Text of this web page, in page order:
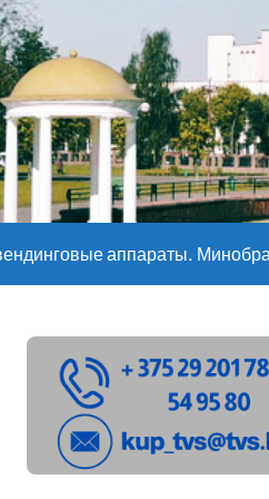
– 05 08 2026
– 07 08 20
ожидаются дожди и грозы
Мастерица из Молодечно о
детей с 1 сентября,